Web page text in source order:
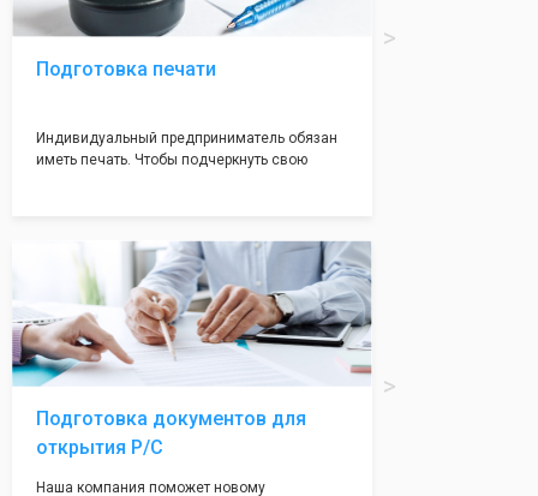
Подготовка печати
Индивидуальный предприниматель обязан
иметь печать. Чтобы подчеркнуть свою
Подготовка документов для
открытия Р/С
Наша компания поможет новому